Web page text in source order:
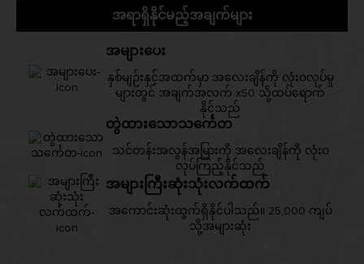
အရာရှိနိုင်မည့်အချက်များ
အများပေး
နှစ်မျဉ်းနှင့်အထက်မှာ အလေးချိန်ကို လုံးဝလုပ်မှု
များတွင် အချက်အလက် x50 သို့ထပ်ရောက်
နိုင်သည်
တွဲထားသောသင်္ကေတ
သင်တန်းအလွန်အမြားကို အလေးချိန်ကို လုံးဝ
လုပ်ကြည့်နိုင်သည်
အများကြီးဆုံးသုံးလက်ထက်
အကောင်းဆုံးထွက်ရှိနိုင်ပါသည်။ 25,000 ကျပ်
သို့အများဆုံး